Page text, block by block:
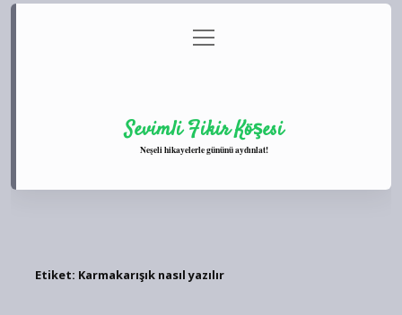
Gizlilik Politikası
menüyü
aç
Sevimli Fikir Köşesi
Neşeli hikayelerle gününü aydınlat!
Etiket: Karmakarışık nasıl yazılır